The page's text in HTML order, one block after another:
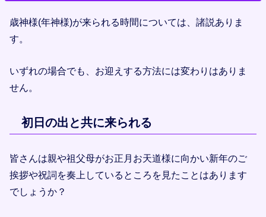
歳神様(年神様)が来られる時間については、諸説ありま
す。
いずれの場合でも、お迎えする方法には変わりはありま
せん。
初日の出と共に来られる
皆さんは親や祖父母がお正月お天道様に向かい新年のご
挨拶や祝詞を奏上しているところを見たことはあります
でしょうか？